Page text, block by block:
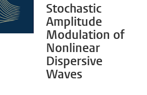
Stochastic
Amplitude
Modulation of
Nonlinear
Dispersive
Waves